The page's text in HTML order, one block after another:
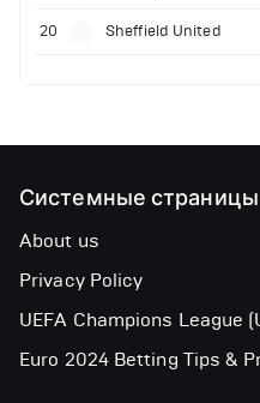
20 Sheffield United
Системные страницы
About us
Privacy Policy
UEFA Champions League
Euro 2024 Betting Tips &